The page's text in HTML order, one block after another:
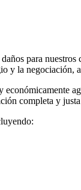
para
y la negociación,
completa y